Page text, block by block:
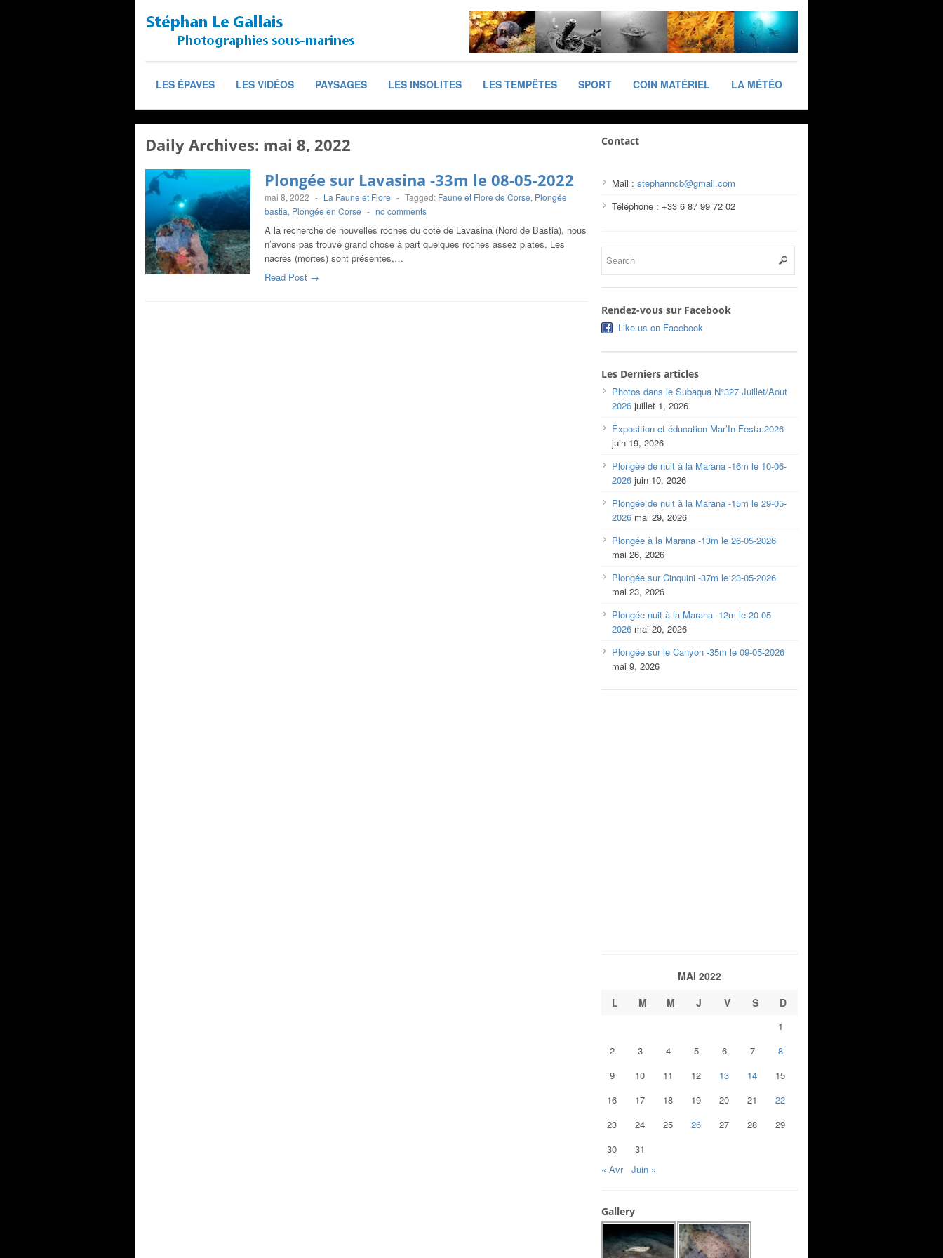
LES ÉPAVES LES VIDÉOS PAYSAGES LES INSOLITES LES TEMPÊTES SPORT COIN MATÉRIEL LA MÉTÉO
Daily Archives: mai 8, 2022
Plongée sur Lavasina -33m le 08-05-2022
mai 8, 2022 - La Faune et Flore - Tagged: Faune et Flore de Corse, Plongée
bastia, Plongée en Corse - no comments
A la recherche de nouvelles roches du coté de Lavasina (Nord de Bastia), nous
n’avons pas trouvé grand chose à part quelques roches assez plates. Les
nacres (mortes) sont présentes,…
Read Post →
Contact
Mail : stephanncb@gmail.com
Téléphone : +33 6 87 99 72 02
Rendez-vous sur Facebook
Like us on Facebook
Les Derniers articles
Photos dans le Subaqua N°327 Juillet/Aout
2026 juillet 1, 2026
Exposition et éducation Mar’In Festa 2026
juin 19, 2026
Plongée de nuit à la Marana -16m le 10-06-
2026 juin 10, 2026
Plongée de nuit à la Marana -15m le 29-05-
2026 mai 29, 2026
Plongée à la Marana -13m le 26-05-2026
mai 26, 2026
Plongée sur Cinquini -37m le 23-05-2026
mai 23, 2026
Plongée nuit à la Marana -12m le 20-05-
2026 mai 20, 2026
Plongée sur le Canyon -35m le 09-05-2026
mai 9, 2026
MAI 2022
L
M M J V S D
1
2
3 4 5 6 7
8
9
10 11 12 13 14
15
16
17 18 19 20 21
22
23
24 25 26 27 28
29
30
31
« Avr
Juin »
Gallery